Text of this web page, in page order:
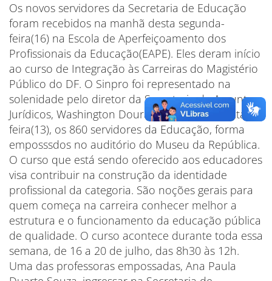
Os novos servidores da Secretaria de Educação
foram recebidos na manhã desta segunda-
feira(16) na Escola de Aperfeiçoamento dos
Profissionais da Educação(EAPE). Eles deram início
ao curso de Integração às Carreiras do Magistério
Público do DF. O Sinpro foi representado na
solenidade pelo diretor da Secretaria de Assuntos
Jurídicos, Washington Dourado. Na última sexta-
feira(13), os 860 servidores da Educação, forma
emposssdos no auditório do Museu da República.
O curso que está sendo oferecido aos educadores
visa contribuir na construção da identidade
profissional da categoria. São noções gerais para
quem começa na carreira conhecer melhor a
estrutura e o funcionamento da educação pública
de qualidade. O curso acontece durante toda essa
semana, de 16 a 20 de julho, das 8h30 às 12h.
Uma das professoras empossadas, Ana Paula